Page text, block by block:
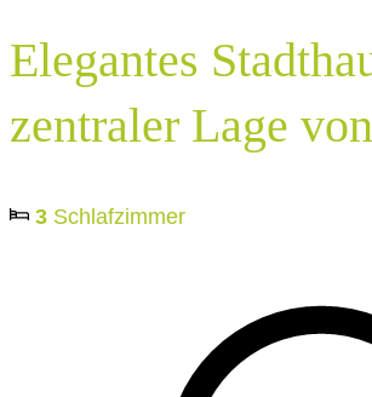
Elegantes
zentraler Lage
3 Schlafzimmer